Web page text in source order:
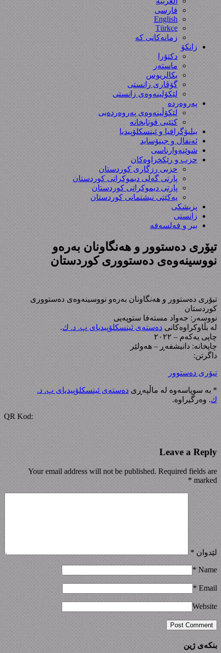
فارسی
English
Türkçe
زمانەکانی کە
زانکۆ
دکتۆرا
ماستەر
بکالریوس
گۆڤاری زانستی
لێکۆلینەوەی زانستی
پەروەردە
لێکۆڵینەوەی پەروەردەیی
کتێبی قوتابخانە
ببلیۆگرافیا و ئینسکلۆپیدیا
ئەنفال و جینۆساید
شوێنەوارناسی
حزب و رێکخراوەکان
حزبی رزگاری کوردستان
پارتی گەلی دیموکراتی کوردستان
پارتی دیموکراتی کوردستان
یەکێتی نیشتمانی کوردستان
پزیشکی
زانستی
بیر و فەلسەفە
تیۆری دەستوور و هەنگاونان بەرەو
نووسینەوەی دەستووری کوردستان
تیۆری دەستوور و هەنگاونان بەرەو نووسینەوەی دەستووری
کوردستان
نووسەر: جەواد مستەفا ستوپەیی
لە بڵاوکراوەکانی دەستەی ئینسکلۆپیدیای پ. د. ك.
چاپی یەکەم – ٢٠٢٢
چاپخانە: دانیشفەڕ – هەولێر
داگرتن:
تیۆری دەستوور
* بە سوپاسەوە لە ماڵپەڕی دەستەی ئینسکلۆپیدیای پ. د.
ك. وەرگیراوە.
‌QR Kod:
Leave a Reply
Your email address will not be published. Required fields are
marked
*
لێدوان *
Name
*
Email
*
Website
بنکەی ژین